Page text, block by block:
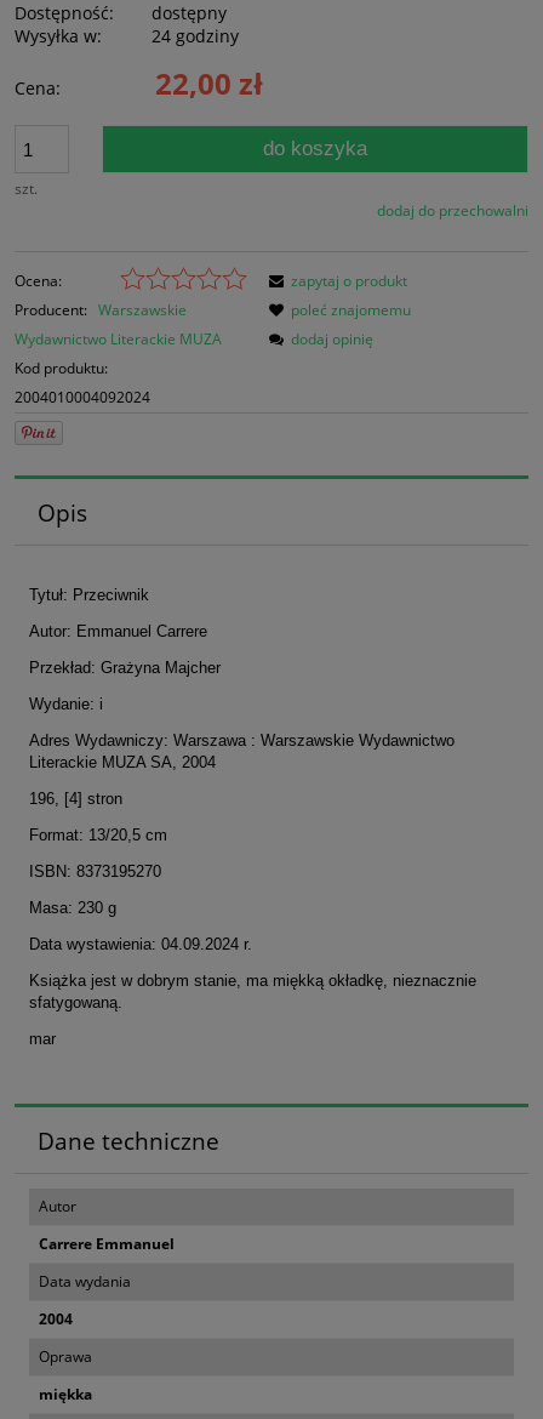
Dostępność:
dostępny
Wysyłka w:
24 godziny
Cena: 22,00 zł
szt.
do koszyka
dodaj do przechowalni
Ocena:
Producent: Warszawskie
Wydawnictwo Literackie MUZA
Kod produktu:
2004010004092024
zapytaj o produkt
poleć znajomemu
dodaj opinię
Opis
Tytuł: Przeciwnik
Autor: Emmanuel Carrere
Przekład: Grażyna Majcher
Wydanie: i
Adres Wydawniczy: Warszawa : Warszawskie Wydawnictwo
Literackie MUZA SA, 2004
196, [4] stron
Format: 13/20,5 cm
ISBN: 8373195270
Masa: 230 g
Data wystawienia: 04.09.2024 r.
Książka jest w dobrym stanie, ma miękką okładkę, nieznacznie
sfatygowaną.
mar
Dane techniczne
Autor
Carrere Emmanuel
Data wydania
2004
Oprawa
miękka